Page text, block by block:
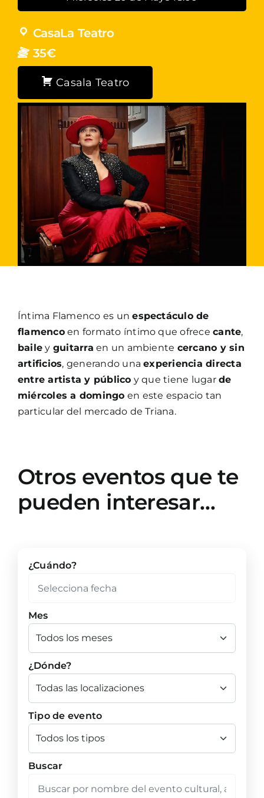
CasaLa Teatro
35€
Casala Teatro
Íntima Flamenco es unespectáculo de
flamencoen formato íntimo que ofrececante,
baile y guitarra en un ambiente cercano y sin
artificios, generando unaexperiencia directa
entre artista y público y que tiene lugarde
miércoles a domingo en este espacio tan
particular del mercado de Triana.
Otros eventos que te
pueden interesar…
¿Cuándo?
Mes
¿Dónde?
Tipo de evento
Buscar